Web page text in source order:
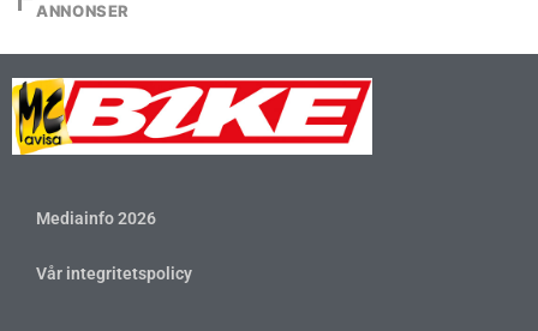
ANNONSER
Mediainfo 2026
Vår integritetspolicy